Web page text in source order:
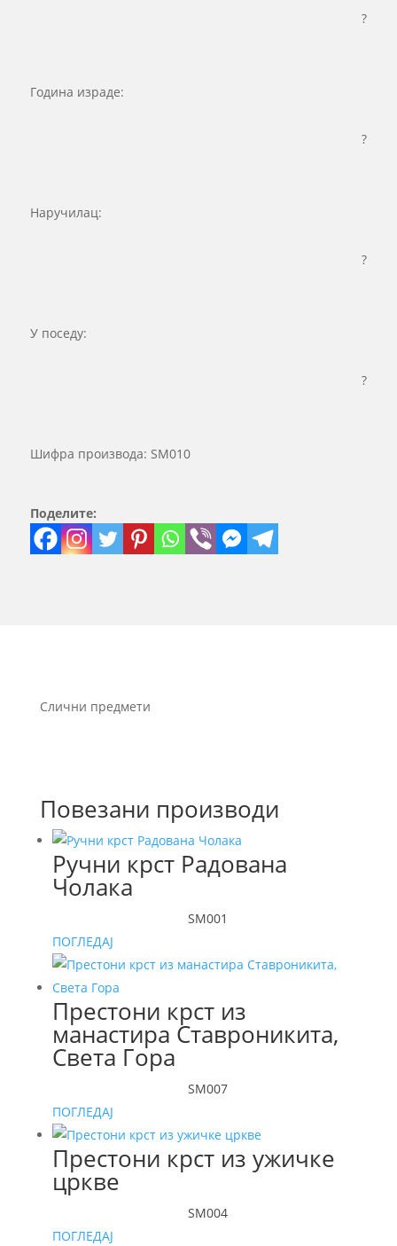
?
Година израде:
?
Наручилац:
?
У поседу:
?
Шифра производа: SM010
Поделите:
Слични предмети
Повезани производи
Ручни крст Радована
Чолака
SM001
ПОГЛЕДАЈ
Престони крст из
манастира Ставроникита,
Света Гора
SM007
ПОГЛЕДАЈ
Престони крст из ужичке
цркве
SM004
ПОГЛЕДАЈ